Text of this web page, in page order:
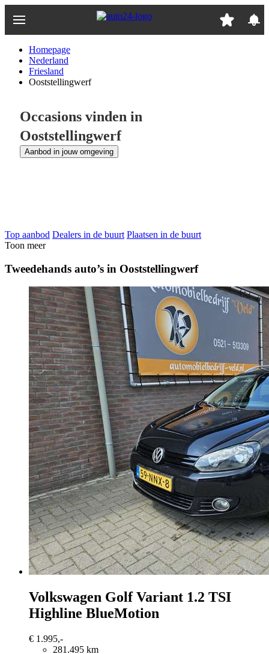
naar
Homepage
Nederland
Friesland
Ooststellingwerf
Occasions vinden in
Ooststellingwerf
Aanbod in jouw omgeving
Top aanbod Dealers in de buurt Plaatsen in de buurt
Toon meer
Tweedehands auto’s in Ooststellingwerf
Volkswagen Golf Variant 1.2 TSI
Highline BlueMotion
€ 1.995,-
281.495 km